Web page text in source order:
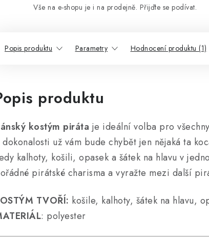
Vše na e-shopu je i na prodejně. Přijďte se podívat.
Popis produktu Parametry Hodnocení produktu (1)
produktu
kostým piráta je ideální volba pro
dokonalosti už vám bude chybět jen nějaká ta
kalhoty, košili, opasek a šátek na hlavu v
pirátské charisma a vyražte mezi další
TVOŘÍ: košile, kalhoty, šátek na hlavu,
: polyester